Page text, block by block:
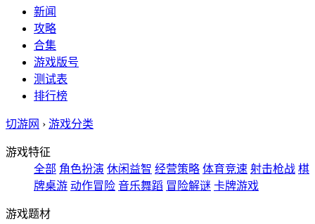
新闻
攻略
合集
游戏版号
测试表
排行榜
切游网 › 游戏分类
游戏特征
全部 角色扮演 休闲益智 经营策略 体育竞速 射击枪战 棋
牌桌游 动作冒险 音乐舞蹈 冒险解谜 卡牌游戏
游戏题材